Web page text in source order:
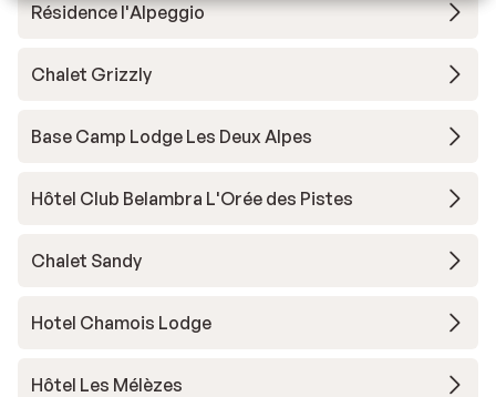
Résidence l'Alpeggio
Chalet Grizzly
Base Camp Lodge Les Deux Alpes
Hôtel Club Belambra L'Orée des Pistes
Chalet Sandy
Hotel Chamois Lodge
Hôtel Les Mélèzes